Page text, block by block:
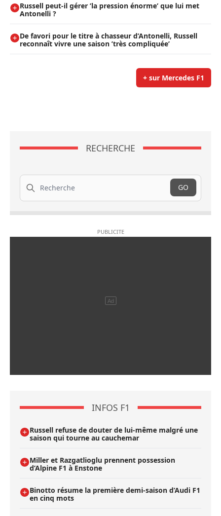
Russell peut-il gérer ’la pression énorme’ que lui met
Antonelli ?
De favori pour le titre à chasseur d’Antonelli, Russell
reconnaît vivre une saison ’très compliquée’
+ sur Mercedes F1
RECHERCHE
Recherche
GO
INFOS F1
Russell refuse de douter de lui-même malgré une
saison qui tourne au cauchemar
Miller et Razgatlioglu prennent possession
d’Alpine F1 à Enstone
Binotto résume la première demi-saison d’Audi F1
en cinq mots